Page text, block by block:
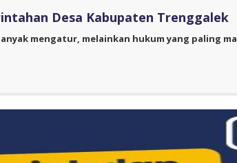
Desa Kabupaten Trenggalek
mengatur, melainkan hukum yang paling